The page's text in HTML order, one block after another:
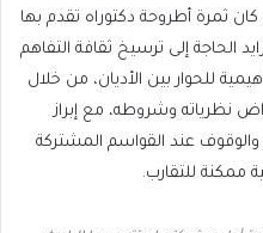
كان ثمرة أطروحة دكتوراه تقدم بها
الحاجة إلى ترسيخ ثقافة التفاهم
للحوار بين الأديان، من خلال
نظرياته وشروطه، مع إبراز
والوقوف عند القواسم المشتركة
ممكنة للتقارب.